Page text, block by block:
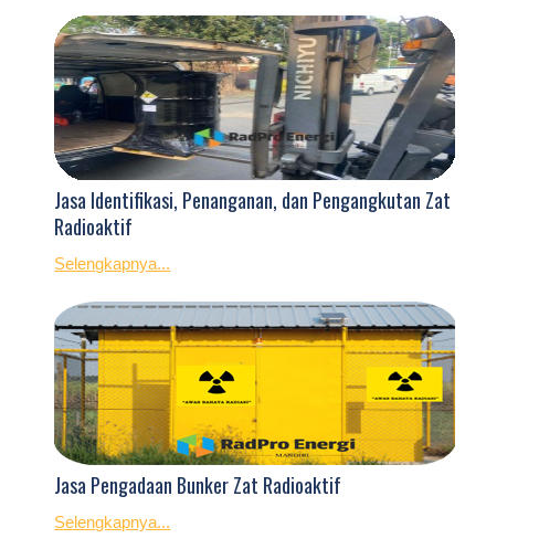
Jasa Identifikasi, Penanganan, dan Pengangkutan Zat
Radioaktif
Selengkapnya...
Jasa Pengadaan Bunker Zat Radioaktif
Selengkapnya...